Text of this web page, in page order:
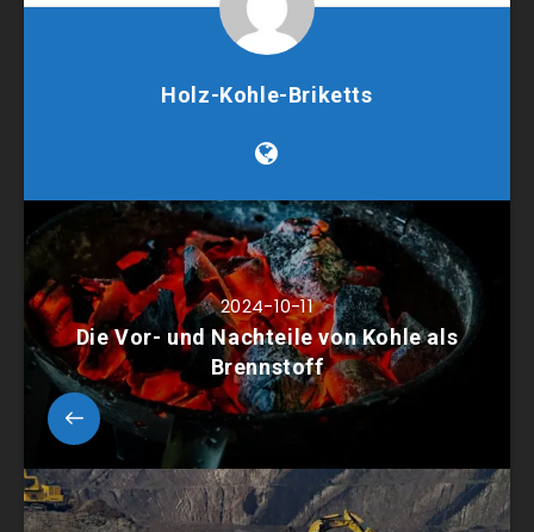
Holz-Kohle-Briketts
2024-10-11
Die Vor- und Nachteile von Kohle als
Brennstoff